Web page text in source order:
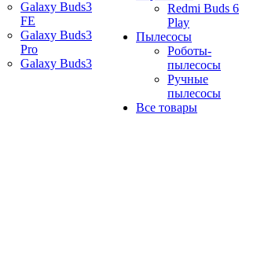
Galaxy Buds3
FE
Galaxy Buds3
Pro
Galaxy Buds3
Redmi Buds 6
Play
Пылесосы
Роботы-
пылесосы
Ручные
пылесосы
Все товары